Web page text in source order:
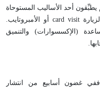
أحد الأساليب المستوحاة
من الداغيروتايب أو التِنتايب أو بطاقة الزيارة card visit أو الأمبروتايب.
(الإكسسوارات) والتنميق
ففي غضون أسابيع من انتشار